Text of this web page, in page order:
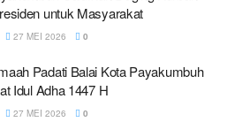
untuk Masyarakat
27 MEI 2026 0
Padati Balai Kota Payakumbuh
Idul Adha 1447 H
27 MEI 2026 0